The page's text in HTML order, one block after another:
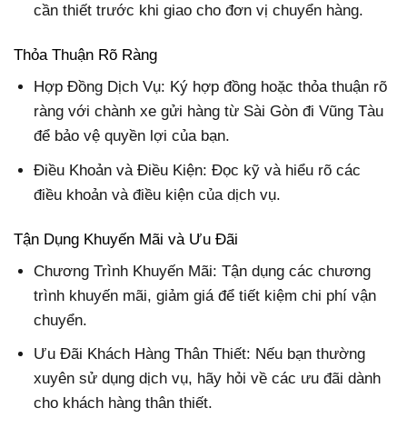
cần thiết trước khi giao cho đơn vị chuyển hàng.
Thỏa Thuận Rõ Ràng
Hợp Đồng Dịch Vụ: Ký hợp đồng hoặc thỏa thuận rõ
ràng với chành xe gửi hàng từ Sài Gòn đi Vũng Tàu
để bảo vệ quyền lợi của bạn.
Điều Khoản và Điều Kiện: Đọc kỹ và hiểu rõ các
điều khoản và điều kiện của dịch vụ.
Tận Dụng Khuyến Mãi và Ưu Đãi
Chương Trình Khuyến Mãi: Tận dụng các chương
trình khuyến mãi, giảm giá để tiết kiệm chi phí vận
chuyển.
Ưu Đãi Khách Hàng Thân Thiết: Nếu bạn thường
xuyên sử dụng dịch vụ, hãy hỏi về các ưu đãi dành
cho khách hàng thân thiết.